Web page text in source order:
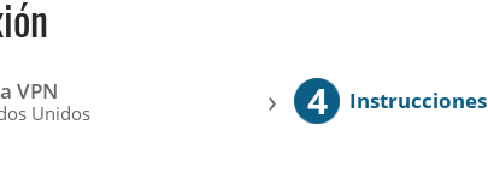
VPN
Unidos › 4 Instrucciones